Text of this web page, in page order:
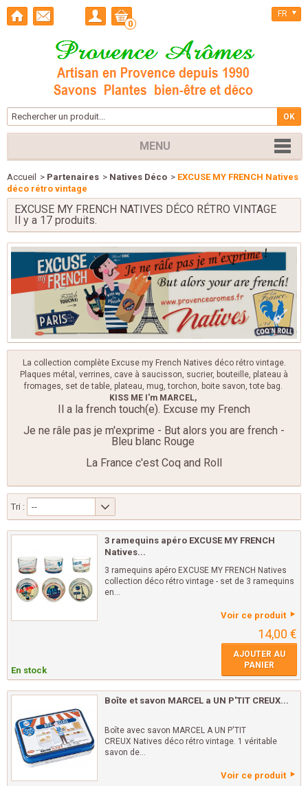
0
FR
MENU
Accueil > Partenaires > Natives Déco > EXCUSE MY FRENCH Natives
déco rétro vintage
EXCUSE MY FRENCH NATIVES DÉCO RÉTRO VINTAGE
Il y a 17 produits.
La collection complète Excuse my French Natives déco rétro vintage.
Plaques métal, verrines, cave à saucisson, sucrier, bouteille, plateau à
fromages, set de table, plateau, mug, torchon, boite savon, tote bag.
KISS ME I'm MARCEL,
Il a la french touch(e). Excuse my French
Je ne râle pas je m'exprime - But alors you are french -
Bleu blanc Rouge
La France c'est Coq and Roll
Tri : --
3 ramequins apéro EXCUSE MY FRENCH
Natives...
3 ramequins apéro EXCUSE MY FRENCH Natives
collection déco rétro vintage - set de 3 ramequins
en...
Voir ce produit
14,00 €
En stock
AJOUTER AU
PANIER
Boîte et savon MARCEL a UN P'TIT CREUX...
Boîte avec savon MARCEL A UN P'TIT
CREUX Natives déco rétro vintage. 1 véritable
savon de...
Voir ce produit